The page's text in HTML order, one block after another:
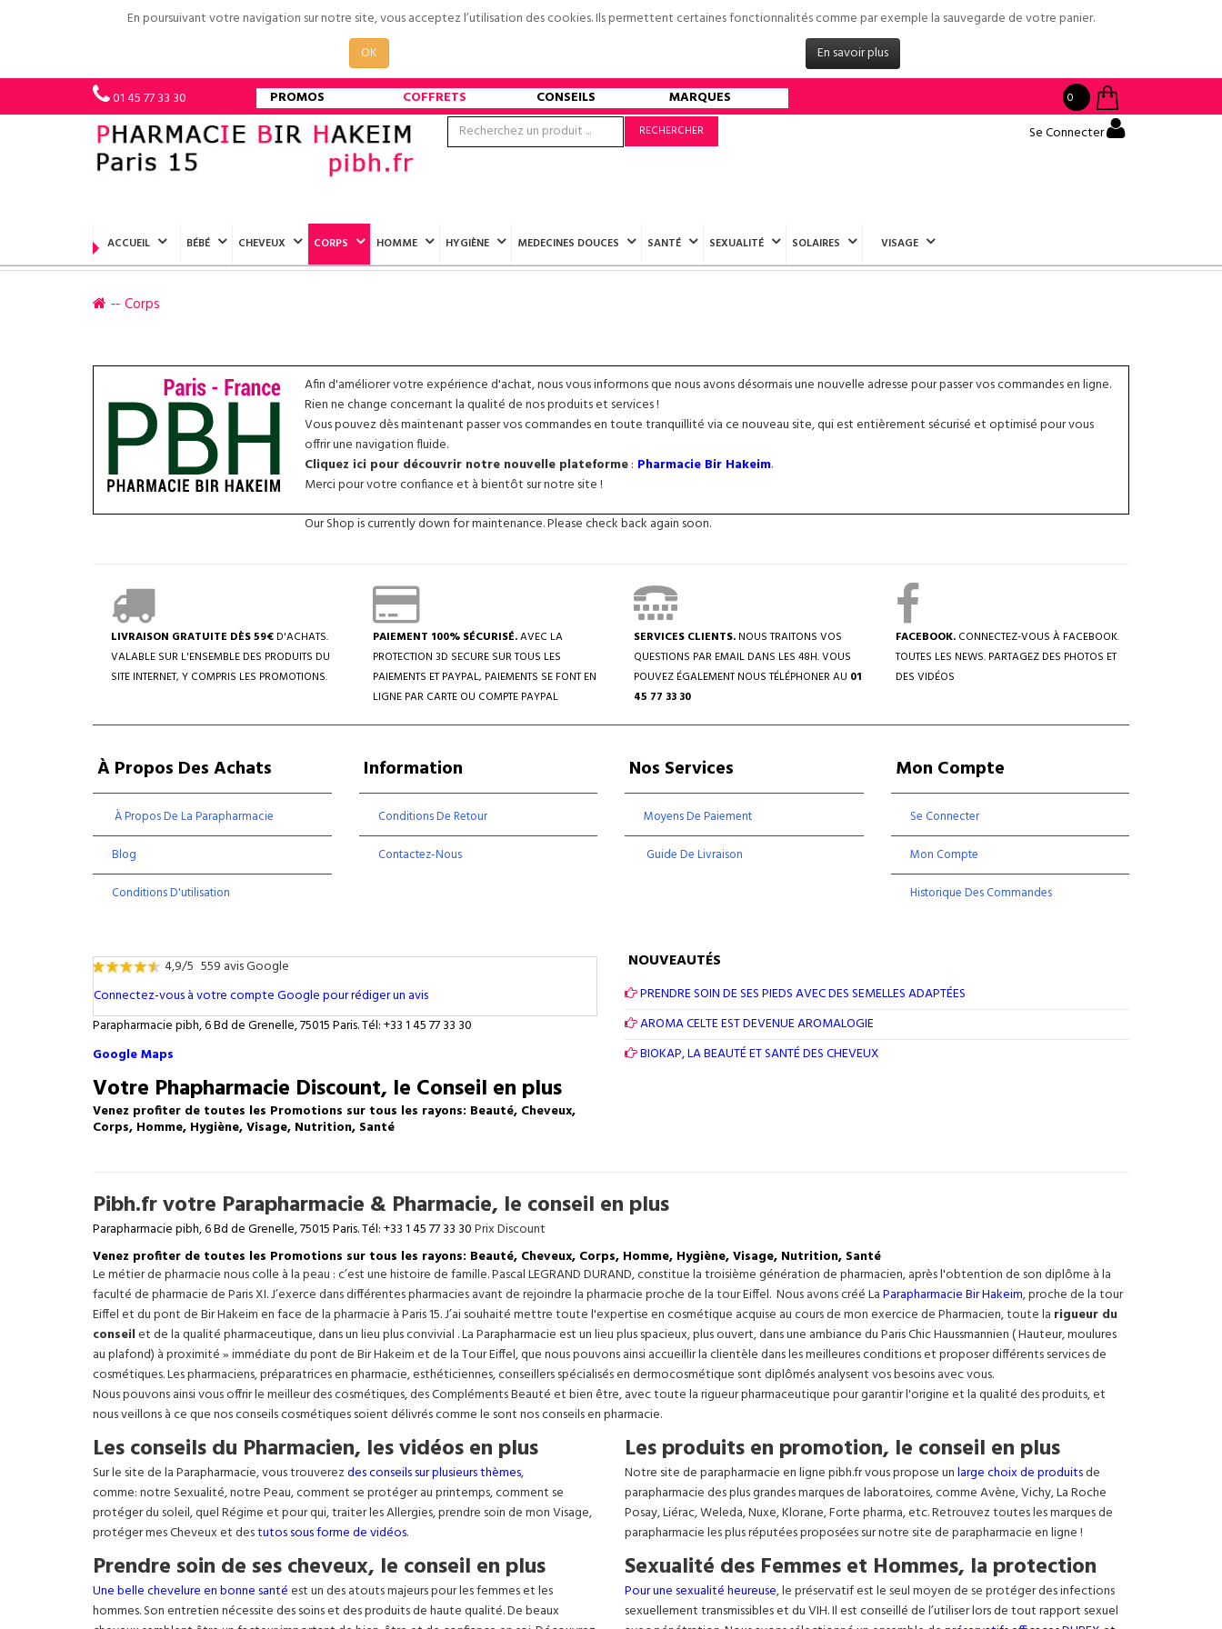
En poursuivant votre navigation sur notre site, vous acceptez l’utilisation des cookies. Ils permettent certaines fonctionnalités comme par exemple la sauvegarde de votre panier.
OK
En savoir plus
01 45 77 33 30 PROMOS COFFRETS CONSEILS MARQUES
0
RECHERCHER
Se Connecter
ACCUEIL BÉBÉ CHEVEUX CORPS HOMME HYGIÈNE MEDECINES DOUCES SANTÉ SEXUALITÉ SOLAIRES VISAGE
Corps
Afin d'améliorer votre expérience d'achat, nous vous informons que nous avons désormais une nouvelle adresse pour passer vos commandes en ligne.
Rien ne change concernant la qualité de nos produits et services !
Vous pouvez dès maintenant passer vos commandes en toute tranquillité via ce nouveau site, qui est entièrement sécurisé et optimisé pour vous
offrir une navigation fluide.
Cliquez ici pour découvrir notre nouvelle plateforme: Pharmacie Bir Hakeim.
Merci pour votre confiance et à bientôt sur notre site !
Our Shop is currently down for maintenance. Please check back again soon.
LIVRAISON GRATUITE DÈS 59€ D'ACHATS.
VALABLE SUR L'ENSEMBLE DES PRODUITS DU
SITE INTERNET, Y COMPRIS LES PROMOTIONS.
PAIEMENT 100% SÉCURISÉ.AVEC LA
PROTECTION 3D SECURE SUR TOUS LES
PAIEMENTS ET PAYPAL, PAIEMENTS SE FONT EN
LIGNE PAR CARTE OU COMPTE PAYPAL
SERVICES CLIENTS. NOUS TRAITONS VOS
QUESTIONS PAR EMAIL DANS LES 48H. VOUS
POUVEZ ÉGALEMENT NOUS TÉLÉPHONER AU 01
45 77 33 30
FACEBOOK.CONNECTEZ-VOUS À FACEBOOK.
TOUTES LES NEWS. PARTAGEZ DES PHOTOS ET
DES VIDÉOS
À Propos Des Achats
À Propos De La Parapharmacie
Blog
Conditions D'utilisation
Information
Conditions De Retour
Contactez-Nous
Nos Services
Moyens De Paiement
Guide De Livraison
Mon Compte
Se Connecter
Mon Compte
Historique Des Commandes
4,9/5 559 avis Google
Connectez-vous à votre compte Google pour rédiger un avis
Parapharmacie pibh, 6 Bd de Grenelle, 75015 Paris. Tél: +33 1 45 77 33 30
Google Maps
Votre Phapharmacie Discount, le Conseil en plus
Venez profiter de toutes les Promotions sur tous les rayons: Beauté, Cheveux,
Corps, Homme, Hygiène, Visage, Nutrition, Santé
NOUVEAUTÉS
PRENDRE SOIN DE SES PIEDS AVEC DES SEMELLES ADAPTÉES
AROMA CELTE EST DEVENUE AROMALOGIE
BIOKAP, LA BEAUTÉ ET SANTÉ DES CHEVEUX
Pibh.fr votre Parapharmacie & Pharmacie, le conseil en plus
Parapharmacie pibh, 6 Bd de Grenelle, 75015 Paris. Tél: +33 1 45 77 33 30Prix Discount
Venez profiter de toutes les Promotions sur tous les rayons: Beauté, Cheveux, Corps, Homme, Hygiène, Visage, Nutrition, Santé
Le métier de pharmacie nous colle à la peau : c’est une histoire de famille. Pascal LEGRAND DURAND, constitue la troisième génération de pharmacien, après l'obtention de son diplôme à la
faculté de pharmacie de Paris XI. J’exerce dans différentes pharmacies avant de rejoindre la pharmacie proche de la tour Eiffel. Nous avons créé LaParapharmacie Bir Hakeim, proche de la tour
Eiffelet du pont de Bir Hakeim en face de la pharmacie à Paris 15. J’ai souhaité mettre toute l'expertise en cosmétique acquise au cours de mon exercice de Pharmacien, toute la rigueur du
conseilet de la qualité pharmaceutique, dans un lieu plus convivial . La Parapharmacie est un lieu plus spacieux, plus ouvert, dans une ambiance du Paris Chic Haussmannien ( Hauteur, moulures
au plafond) à proximité » immédiate du pont de Bir Hakeim et de la Tour Eiffel, que nous pouvons ainsi accueillir la clientèle dans les meilleures conditions et proposer différents services de
cosmétiques. Les pharmaciens, préparatrices en pharmacie, esthéticiennes, conseillers spécialisés en dermocosmétique sont diplômés analysent vos besoins avec vous.
Nous pouvons ainsi vous offrir le meilleur des cosmétiques, des Compléments Beauté et bien être, avec toute la rigueur pharmaceutique pour garantir l'origine et la qualité des produits, et
nous veillons à ce que nos conseils cosmétiques soient délivrés comme le sont nos conseils en pharmacie.
Les conseils du Pharmacien, les vidéos en plus
Sur le site de la Parapharmacie, vous trouverezdes conseils sur plusieurs thèmes,
comme: notre Sexualité, notre Peau, comment se protéger au printemps, comment se
protéger du soleil, quel Régime et pour qui, traiter les Allergies, prendre soin de mon Visage,
protéger mes Cheveux et destutos sous forme de vidéos.
Les produits en promotion, le conseil en plus
Notre site de parapharmacie en ligne pibh.fr vous propose unlarge choix de produitsde
parapharmacie des plus grandes marques de laboratoires, comme Avène, Vichy, La Roche
Posay, Liérac, Weleda, Nuxe, Klorane, Forte pharma, etc. Retrouvez toutes les marques de
parapharmacie les plus réputées proposées sur notre site de parapharmacie en ligne !
Prendre soin de ses cheveux, le conseil en plus
Une belle chevelure en bonne santéest un des atouts majeurs pour les femmes et les
hommes. Son entretien nécessite des soins et des produits de haute qualité. De beaux
Sexualité des Femmes et Hommes, la protection
Pour une sexualité heureuse, le préservatif est le seul moyen de se protéger des infections
sexuellement transmissibles et du VIH. Il est conseillé de l’utiliser lors de tout rapport sexuel